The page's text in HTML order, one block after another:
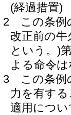
(経過措置)
2
この条
改正前の
という。)
よる命令
3
この条例
力を有す
適用につ